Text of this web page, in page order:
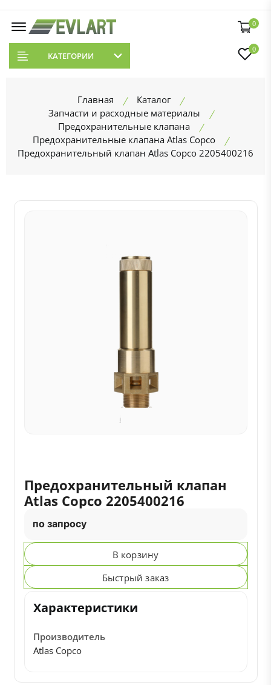
0
КАТЕГОРИИ
0
Главная
Каталог
Запчасти и расходные материалы
Предохранительные клапана
Предохранительные клапана Atlas Copco
Предохранительный клапан Atlas Copco 2205400216
Предохранительный клапан
Atlas Copco 2205400216
по запросу
В корзину
Быстрый заказ
Характеристики
Производитель
Atlas Copco